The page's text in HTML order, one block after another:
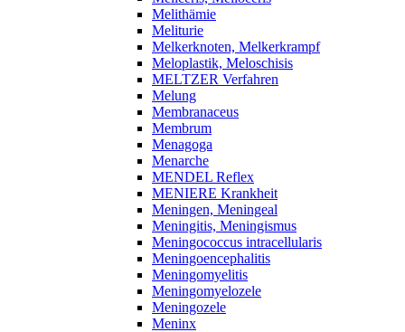
Melithämie
Meliturie
Melkerknoten, Melkerkrampf
Meloplastik, Meloschisis
MELTZER Verfahren
Melung
Membranaceus
Membrum
Menagoga
Menarche
MENDEL Reflex
MENIERE Krankheit
Meningen, Meningeal
Meningitis, Meningismus
Meningococcus intracellularis
Meningoencephalitis
Meningomyelitis
Meningomyelozele
Meningozele
Meninx